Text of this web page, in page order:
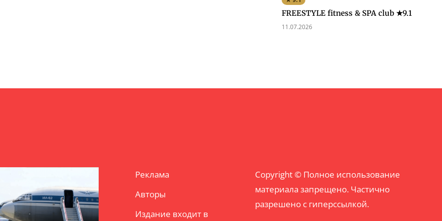
FREESTYLE fitness & SPA club ★9.1
11.07.2026
Реклама
Авторы
Издание входит в
Copyright © Полное использование
материала запрещено. Частично
разрешено с гиперссылкой.